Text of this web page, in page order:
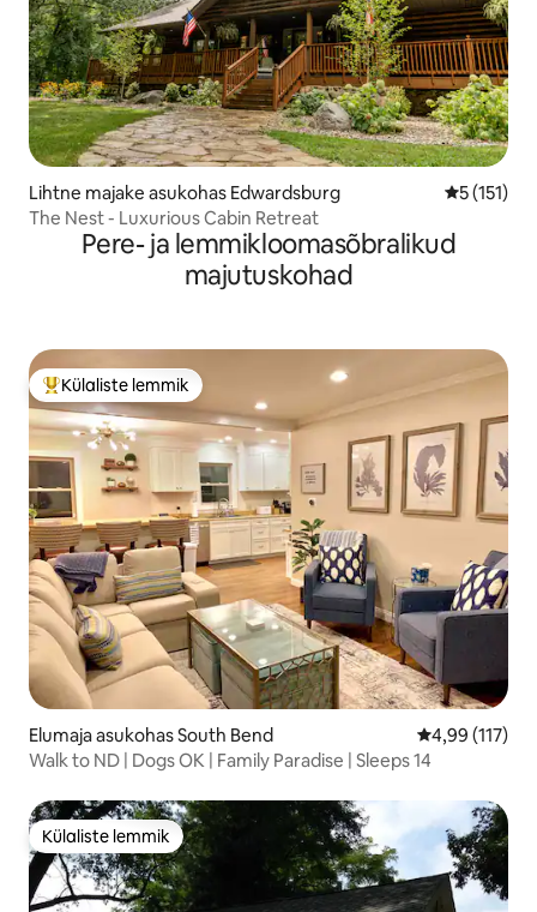
Lihtne majake asukohas Edwardsburg Keskmine
5 (151)
The Nest - Luxurious Cabin Retreat
Pere- ja lemmikloomasõbralikud
majutuskohad
Külaliste suur lemmik
Külaliste lemmik
Elumaja asukohas South Bend Keskmine
4,99 (117)
Walk to ND | Dogs OK | Family Paradise | Sleeps 14
Külaliste lemmik
Külaliste lemmik